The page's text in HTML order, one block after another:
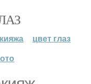
цвет глаз